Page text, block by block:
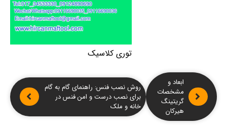
توری کلاسیک
ابعاد و
مشخصات
گریتینگ
هیرکان
روش نصب فنس: راهنمای گام به گام
برای نصب درست و امن فنس در
خانه و ملک